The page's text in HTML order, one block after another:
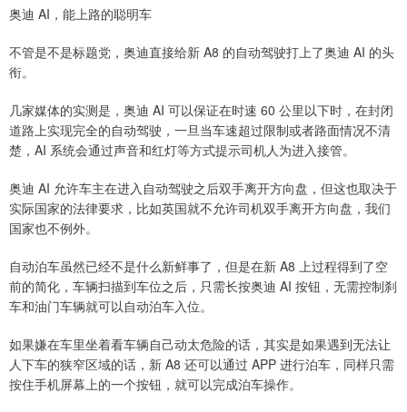
奥迪 AI，能上路的聪明车
不管是不是标题党，奥迪直接给新 A8 的自动驾驶打上了奥迪 AI 的头
衔。
几家媒体的实测是，奥迪 AI 可以保证在时速 60 公里以下时，在封闭
道路上实现完全的自动驾驶，一旦当车速超过限制或者路面情况不清
楚，AI 系统会通过声音和红灯等方式提示司机人为进入接管。
奥迪 AI 允许车主在进入自动驾驶之后双手离开方向盘，但这也取决于
实际国家的法律要求，比如英国就不允许司机双手离开方向盘，我们
国家也不例外。
自动泊车虽然已经不是什么新鲜事了，但是在新 A8 上过程得到了空
前的简化，车辆扫描到车位之后，只需长按奥迪 AI 按钮，无需控制刹
车和油门车辆就可以自动泊车入位。
如果嫌在车里坐着看车辆自己动太危险的话，其实是如果遇到无法让
人下车的狭窄区域的话，新 A8 还可以通过 APP 进行泊车，同样只需
按住手机屏幕上的一个按钮，就可以完成泊车操作。